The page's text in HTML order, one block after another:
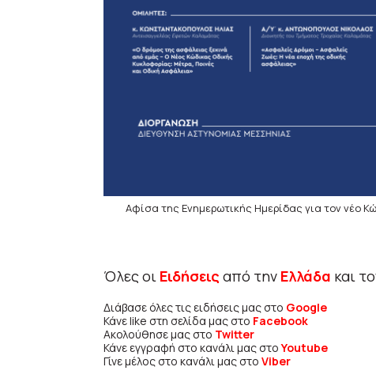
Αφίσα της Ενημερωτικής Ημερίδας για τον νέο
Όλες οι Ειδήσεις από την Ελλάδα και
Διάβασε όλες τις ειδήσεις μας στο Google
Κάνε like στη σελίδα μας στο Facebook
Ακολούθησε μας στο Twitter
Κάνε εγγραφή στο κανάλι μας στοYoutube
Γίνε μέλος στο κανάλι μας στο Viber